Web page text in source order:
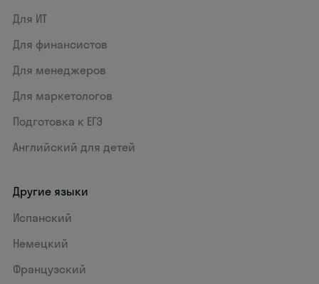
Для ИТ
Для финансистов
Для менеджеров
Для маркетологов
Подготовка к ЕГЭ
Английский для детей
Другие языки
Испанский
Немецкий
Французский